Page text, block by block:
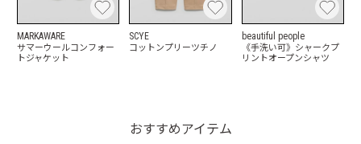
MARKAWARE
サマーウールコンフォー
トジャケット
SCYE
コットンプリーツチノ
beautiful people
《手洗い可》シャークプ
リントオープンシャツ
おすすめアイテム